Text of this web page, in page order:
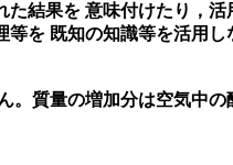
結果を 意味付けたり，
を 既知の知識等を活用
。質量の増加分は空気中